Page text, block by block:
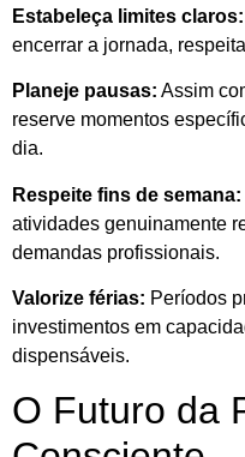
Estabeleça limites claros:
encerrar a jornada,
Planeje pausas: Assim
reserve momentos
dia.
Respeite fins de semana:
atividades genuinamente
demandas profissionais.
Valorize férias: Períodos
investimentos em
dispensáveis.
O Futuro da